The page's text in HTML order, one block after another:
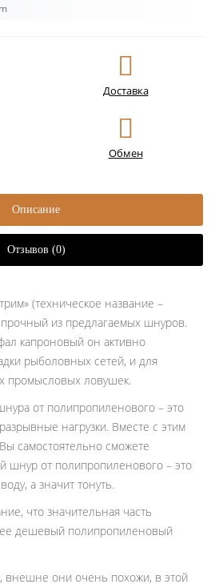
Доставка
Обмен
Описание
Отзывов (0)
(техническое название –
из предлагаемых шнуров.
капроновый он активно
рыболовных сетей, и для
промысловых ловушек.
от полипропиленового – это
нагрузки. Вместе с этим
самостоятельно сможете
шнур от полипропиленового – это
а значит тонуть.
что значительная часть
дешевый полипропиленовый
внешне они очень похожи, в этой